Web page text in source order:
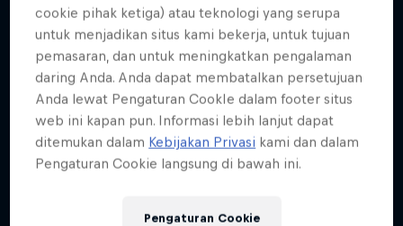
cookie pihak ketiga) atau teknologi yang serupa
untuk menjadikan situs kami bekerja, untuk tujuan
pemasaran, dan untuk meningkatkan pengalaman
daring Anda. Anda dapat membatalkan persetujuan
Anda lewat Pengaturan CookIe dalam footer situs
web ini kapan pun. Informasi lebih lanjut dapat
ditemukan dalam Kebijakan Privasi kami dan dalam
Pengaturan Cookie langsung di bawah ini.
Pengaturan Cookie